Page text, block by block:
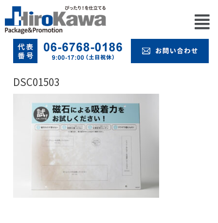
DSC01503